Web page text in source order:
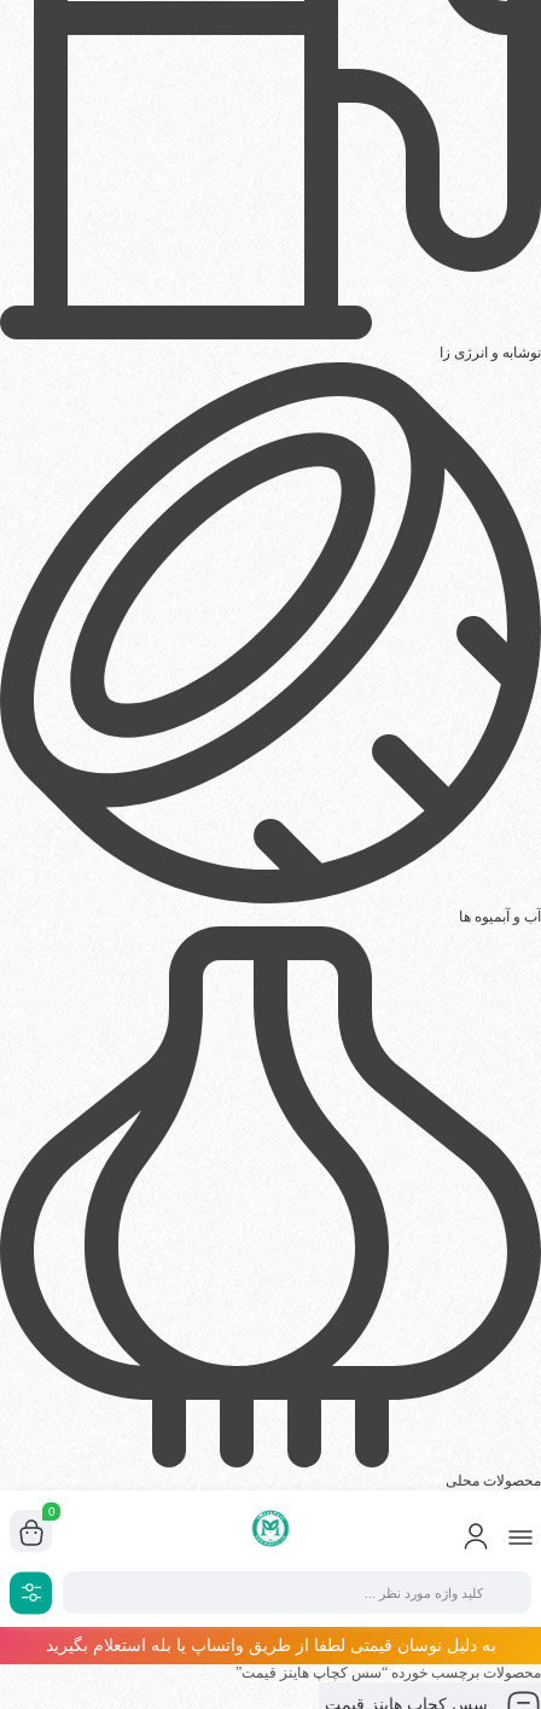
نوشابه و انرژی زا
آب و آبمیوه ها
محصولات محلی
0
به دلیل نوسان قیمتی لطفا از طریق واتساپ یا بله استعلام بگیرید
محصولات برچسب خورده “سس کچاپ هاینز قیمت”
سس کچاپ هاینز قیمت